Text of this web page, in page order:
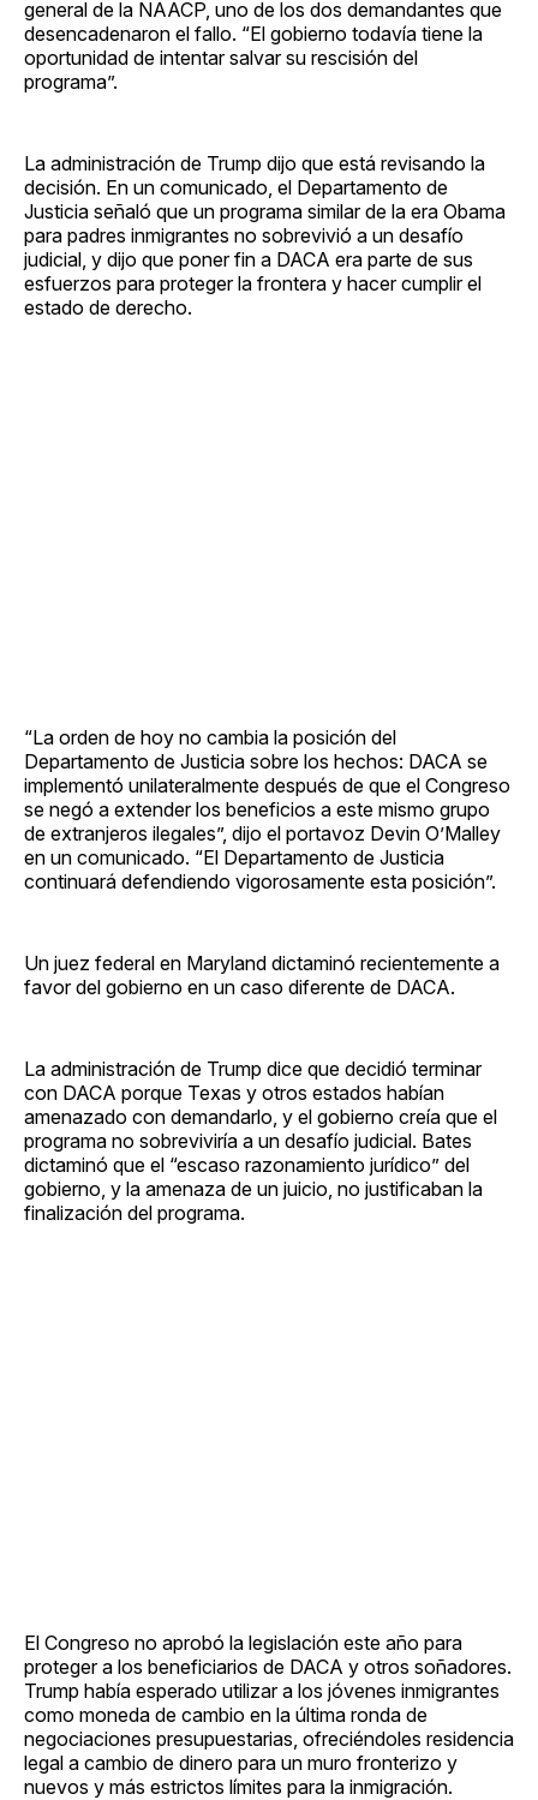
general de la NAACP, uno de los dos demandantes que
desencadenaron el fallo. “El gobierno todavía tiene la
oportunidad de intentar salvar su rescisión del
programa”.
La administración de Trump dijo que está revisando la
decisión. En un comunicado, el Departamento de
Justicia señaló que un programa similar de la era Obama
para padres inmigrantes no sobrevivió a un desafío
judicial, y dijo que poner fin a DACA era parte de sus
esfuerzos para proteger la frontera y hacer cumplir el
estado de derecho.
“La orden de hoy no cambia la posición del
Departamento de Justicia sobre los hechos: DACA se
implementó unilateralmente después de que el Congreso
se negó a extender los beneficios a este mismo grupo
de extranjeros ilegales”, dijo el portavoz Devin O’Malley
en un comunicado. “El Departamento de Justicia
continuará defendiendo vigorosamente esta posición”.
Un juez federal en Maryland dictaminó recientemente a
favor del gobierno en un caso diferente de DACA.
La administración de Trump dice que decidió terminar
con DACA porque Texas y otros estados habían
amenazado con demandarlo, y el gobierno creía que el
programa no sobreviviría a un desafío judicial. Bates
dictaminó que el “escaso razonamiento jurídico” del
gobierno, y la amenaza de un juicio, no justificaban la
finalización del programa.
El Congreso no aprobó la legislación este año para
proteger a los beneficiarios de DACA y otros soñadores.
Trump había esperado utilizar a los jóvenes inmigrantes
como moneda de cambio en la última ronda de
negociaciones presupuestarias, ofreciéndoles residencia
legal a cambio de dinero para un muro fronterizo y
nuevos y más estrictos límites para la inmigración.